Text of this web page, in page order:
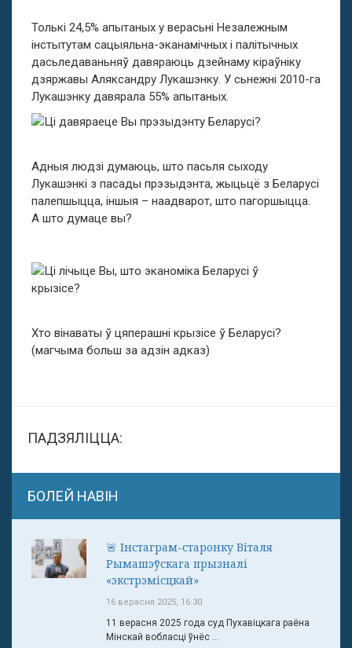
Толькі 24,5% апытаных у верасьні Незалежным
інстытутам сацыяльна-эканамічных і палітычных
дасьледаваньняў давяраюць дзейнаму кіраўніку
дзяржавы Аляксандру Лукашэнку. У сьнежні 2010-га
Лукашэнку давярала 55% апытаных.
Адныя людзі думаюць, што пасьля сыходу
Лукашэнкі з пасады прэзыдэнта, жыцьцё з Беларусі
палепшыцца, іншыя – наадварот, што пагоршыцца.
А што думаце вы?
Хто вінаваты ў цяперашні крызісе ў Беларусі?
(магчыма больш за адзін адказ)
ПАДЗЯЛІЦЦА:
БОЛЕЙ НАВІН
🚨 Інстаграм-старонку Віталя
Рымашэўскага прызналі
«экстрэмісцкай»
16 верасня 2025, 16:30
11 верасня 2025 года суд Пухавіцкага раёна
Мінскай вобласці ўнёс ...